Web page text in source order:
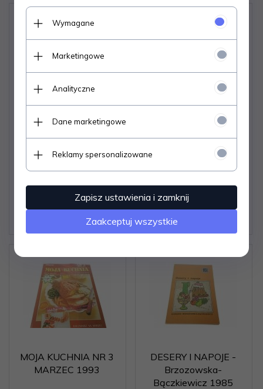
SÓL I PIEPRZ NR 02/97
Dostępne od ręki –
wysyłka w 24h (dni
robocze)
1 egz.
VIVABOX. KUCHNIE
NA DOBRY NASTRÓJ
Dostępne od ręki –
wysyłka w 24h (dni
robocze)
1 egz.
18,
MOJA KUCHNIA NR 3
MARZEC 1993
DESERY I NAPOJE -
Brzozowska-
Bączkiewicz 1985
Wymagane
Marketingowe
Analityczne
Dane marketingowe
Reklamy spersonalizowane
Zapisz ustawienia i zamknij
Zaakceptuj wszystkie